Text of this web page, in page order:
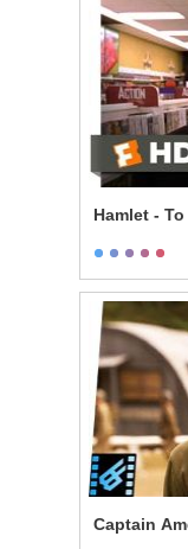
Hamlet -
Captain